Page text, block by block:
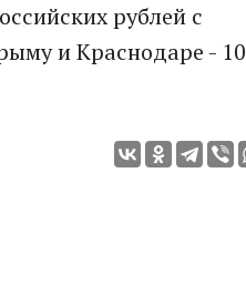
рублей с
и Краснодаре - 10